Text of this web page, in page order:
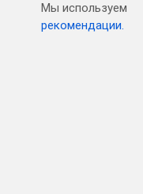
Мы используем
рекомендации.